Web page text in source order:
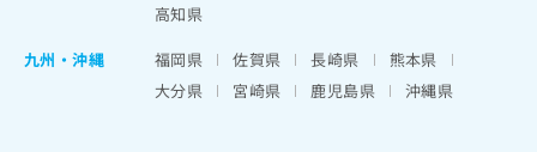
高知県
九州・沖縄
福岡県 佐賀県 長崎県
熊本県
大分県
宮崎県 鹿児島県 沖縄県